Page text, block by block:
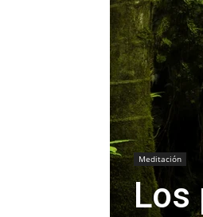
Meditación
Los